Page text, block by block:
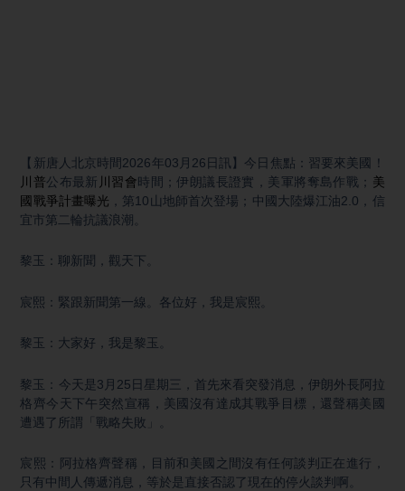
【新唐人北京時間2026年03月26日訊】今日焦點：習要來美國！
川普公布最新 川習會時間；伊朗議長證實，美軍將奪島作戰； 美
國戰爭計畫曝光 ，第10山地師首次登場；中國大陸爆江油2.0，信
宜市第二輪抗議浪潮。
黎玉：聊新聞，觀天下。
宸熙：緊跟新聞第一線。各位好，我是宸熙。
黎玉：大家好，我是黎玉。
黎玉：今天是3月25日星期三，首先來看突發消息，伊朗外長阿拉
格齊今天下午突然宣稱，美國沒有達成其戰爭目標，還聲稱美國
遭遇了所謂「戰略失敗」。
宸熙：阿拉格齊聲稱，目前和美國之間沒有任何談判正在進行，
只有中間人傳遞消息，等於是直接否認了現在的停火談判啊。